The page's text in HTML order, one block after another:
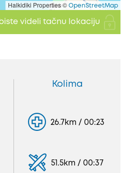
Halkidiki Properties © OpenStreetMap
videli tačnu lokaciju
Kolima
26.7km / 00:23
51.5km / 00:37